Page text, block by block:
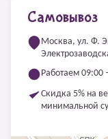
Самовывоз
Москва, ул. Ф.
Работаем 09:00
Скидка 5% на
минимальной